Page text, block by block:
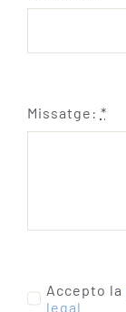
Missatge: *
Accepto la
legal